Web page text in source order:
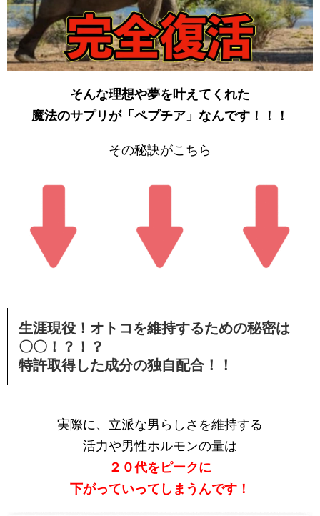
そんな理想や夢を叶えてくれた
魔法のサプリが「ペプチア」なんです！！！
その秘訣がこちら
生涯現役！オトコを維持するための秘密は
〇〇！？！？
特許取得した成分の独自配合！！
実際に、立派な男らしさを維持する
活力や男性ホルモンの量は
２０代をピークに
下がっていってしまうんです！